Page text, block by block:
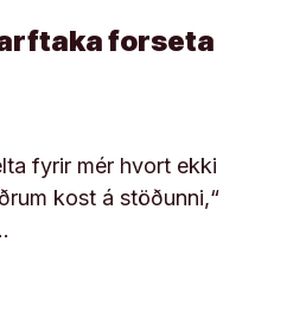
forseta
fyrir mér hvort ekki
kost á stöðunni,“